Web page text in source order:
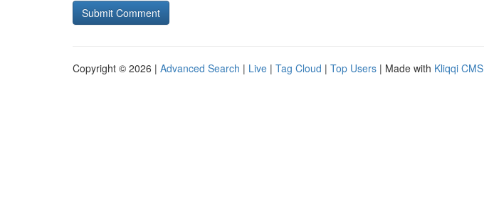
Copyright © 2026 | Advanced Search | Live | Tag Cloud | Top Users | Made with Kliqqi CMS